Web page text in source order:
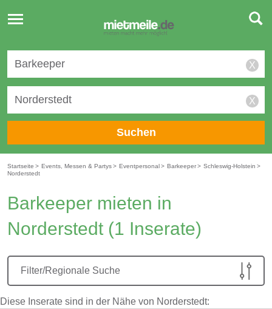
Toggle
navigation
X
X
Suchen
Startseite > Events, Messen & Partys> Eventpersonal> Barkeeper> Schleswig-Holstein >
Norderstedt
Barkeeper mieten in
Norderstedt (1 Inserate)
Filter/Regionale Suche
Diese Inserate sind in der Nähe von Norderstedt: